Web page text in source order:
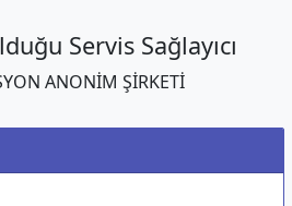
Servis Sağlayıcı
ANONİM ŞİRKETİ